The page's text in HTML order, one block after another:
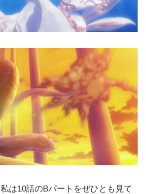
私は10話のBパートをぜひとも見て